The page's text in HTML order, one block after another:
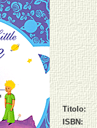
Titolo:
ISBN: